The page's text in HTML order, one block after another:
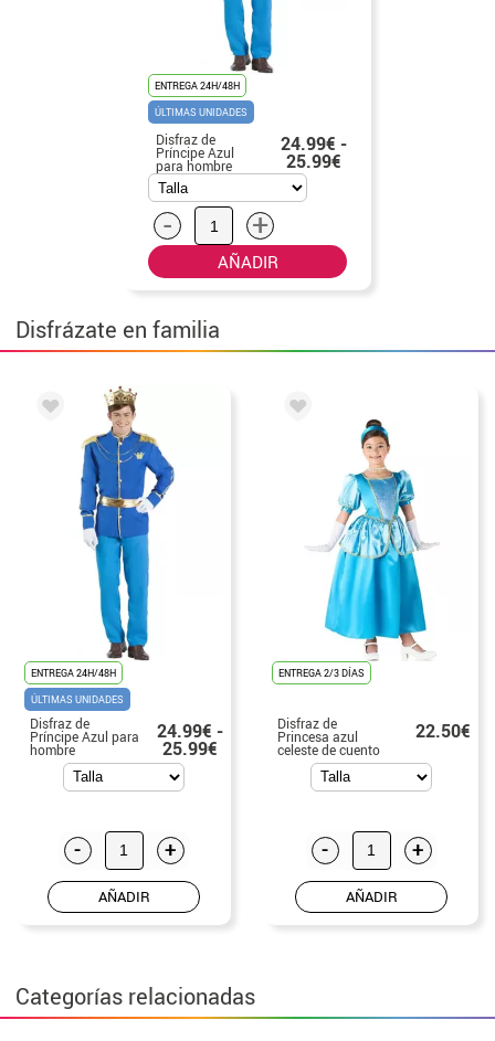
ENTREGA 24H/48H
ÚLTIMAS UNIDADES
Disfraz de
Príncipe Azul
para hombre
24.99€ -
25.99€
- +
AÑADIR
Disfrázate en familia
ENTREGA 24H/48H
ÚLTIMAS UNIDADES
Disfraz de
Príncipe Azul para
hombre
24.99€ -
25.99€
- +
AÑADIR
ENTREGA 2/3 DÍAS
Disfraz de
Princesa azul
celeste de cuento
para niña
22.50€
- +
AÑADIR
Categorías relacionadas